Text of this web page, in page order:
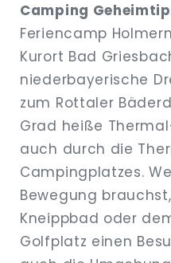
Camping
Feriencamp
Kurort Bad
niederbayerische
zum Rottaler
Grad heiße
auch durch die
Campingplatzes.
Bewegung
Kneippbad oder
Golfplatz einen